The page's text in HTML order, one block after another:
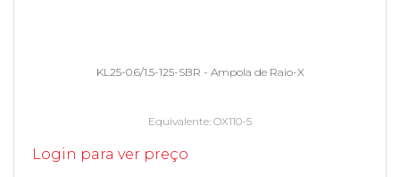
KL25-0.6/1.5-125-SBR - Ampola de Raio-X
Equivalente OX110-5
Login para ver preço